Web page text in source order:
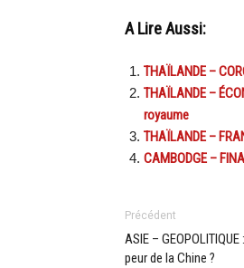
A Lire Aussi:
THAÏLANDE –
THAÏLANDE –
royaume
THAÏLANDE –
CAMBODGE –
Précédent
ASIE –
peur de la Chine ?